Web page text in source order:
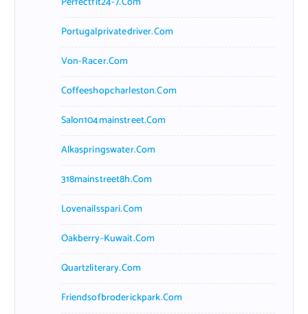
Portugalprivatedriver.com
Von-Racer.com
Coffeeshopcharleston.com
Salon104mainstreet.com
Alkaspringswater.com
318mainstreet8h.com
Lovenailsspari.com
Oakberry-Kuwait.com
Quartzliterary.com
Friendsofbroderickpark.com